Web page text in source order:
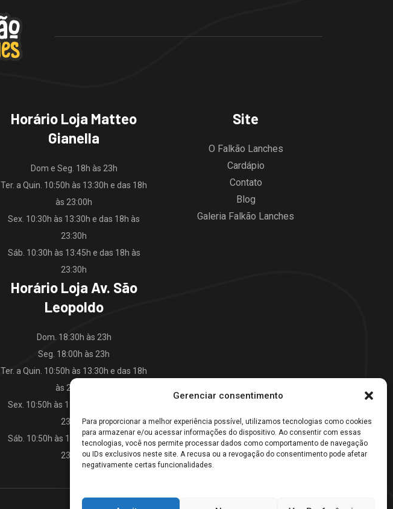
Gerenciar consentimento
Para proporcionar a melhor experiência possível, utilizamos tecnologias como cookies
para armazenar e/ou acessar informações do dispositivo. Ao consentir com essas
tecnologias, você nos permite processar dados como comportamento de navegação
ou IDs exclusivos neste site. A recusa ou a revogação do consentimento pode afetar
negativamente certas funcionalidades.
Horário Loja Matteo
Gianella
Dom e Seg. 18h às 23h
Ter. a Quin. 10:50h às 13:30h e das 18h
às 23:00h
Sex. 10:30h às 13:30h e das 18h às
23:30h
Sáb. 10:30h às 13:45h e das 18h às
23:30h
Horário Loja Av. São
Leopoldo
Dom. 18:30h às 23h
Seg. 18:00h às 23h
Ter. a Quin. 10:50h às 13:30h e das 18h
às 23:00h
Sex. 10:50h às 13:30h e das 18h às
23:30h
Sáb. 10:50h às 13:45h e das 18h às
23:30h
Site
O Falkão Lanches
Cardápio
Contato
Blog
Galeria Falkão Lanches